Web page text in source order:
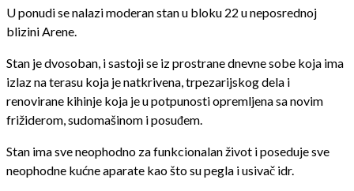
U ponudi se nalazi moderan stan u bloku 22 u neposrednoj
blizini Arene.
Stan je dvosoban, i sastoji se iz prostrane dnevne sobe koja ima
izlaz na terasu koja je natkrivena, trpezarijskog dela i
renovirane kihinje koja je u potpunosti opremljena sa novim
frižiderom, sudomašinom i posuđem.
Stan ima sve neophodno za funkcionalan život i poseduje sve
neophodne kućne aparate kao što su pegla i usivač idr.